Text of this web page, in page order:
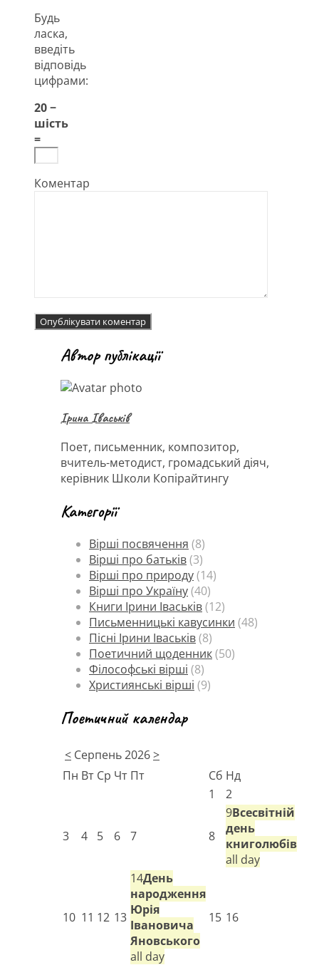
Будь
ласка,
введіть
відповідь
цифрами:
20 −
шість
=
Коментар
Автор публікації
Ірина Іваськів
Поет, письменник, композитор,
вчитель-методист, громадський діяч,
керівник Школи Копірайтингу
Категорії
Вірші посвячення (8)
Вірші про батьків(3)
Вірші про природу(14)
Вірші про Україну(40)
Книги Ірини Іваськів(12)
Письменницькі кавусинки (48)
Пісні Ірини Іваськів(8)
Поетичний щоденник(50)
Філософські вірші (8)
Християнські вірші (9)
Поетичний календар
< Серпень 2026>
Пн Вт Ср Чт Пт Сб Нд
1
2
3 4 5 6 7 8
9Всесвітній
день
книголюбів
all day
10 11 12 13
14День
народження
Юрія
Івановича
Яновського
all day
15 16